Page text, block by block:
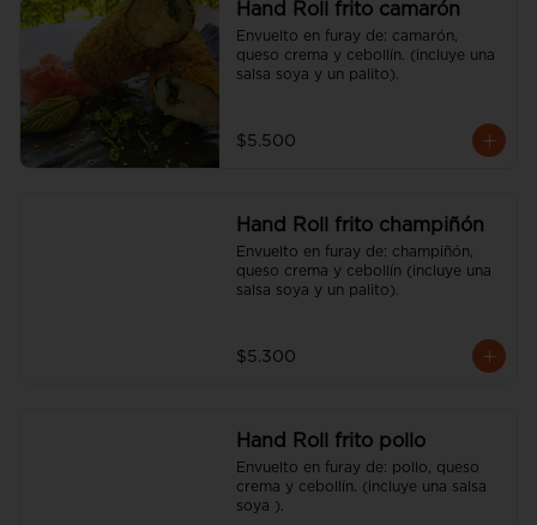
Hand Roll frito camarón
Envuelto en furay de: camarón,
queso crema y cebollín. (incluye una
salsa soya y un palito).
$5.500
Hand Roll frito champiñón
Envuelto en furay de: champiñón,
queso crema y cebollín (incluye una
salsa soya y un palito).
$5.300
Hand Roll frito pollo
Envuelto en furay de: pollo, queso
crema y cebollín. (incluye una salsa
soya ).